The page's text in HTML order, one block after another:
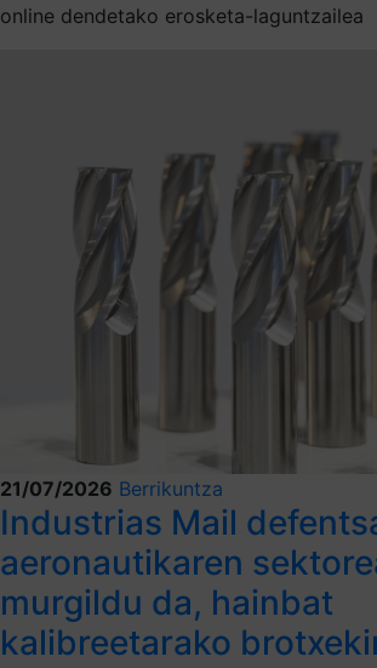
online dendetako erosketa-laguntzailea
21/07/2026 Berrikuntza
Industrias Mail
aeronautikaren
murgildu da, hainbat
kalibreetarako